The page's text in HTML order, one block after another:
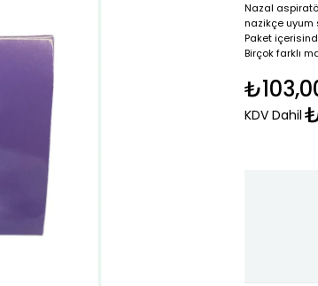
Nazal
nazikçe uyum
Paket
Birçok farklı
KDV Dahil